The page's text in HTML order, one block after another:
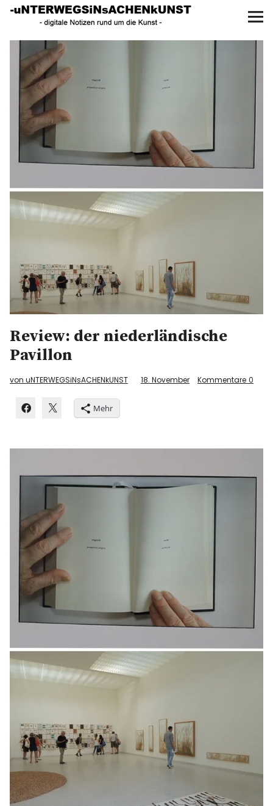
UNTERWEGS IN SACHEN
KUNST
AKTUELLE AUSSTELLUNGEN
KUNSTSPAZIERGÄNGE
ÜBER
Review: der niederländische
Pavillon
von uNTERWEGSiNsACHENkUNST 18. November Kommentare 0
Mehr